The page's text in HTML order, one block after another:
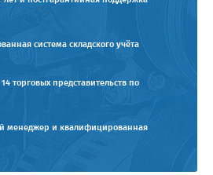
система складского учёта
торговых представительств по
менеджер и квалифицированная